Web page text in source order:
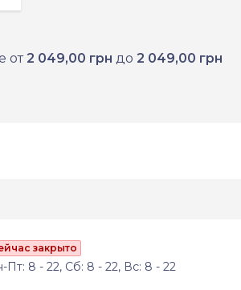
от2 049,00 грн до 2 049,00 грн
закрыто
Пт: 8 - 22, Сб: 8 - 22, Вс: 8 - 22